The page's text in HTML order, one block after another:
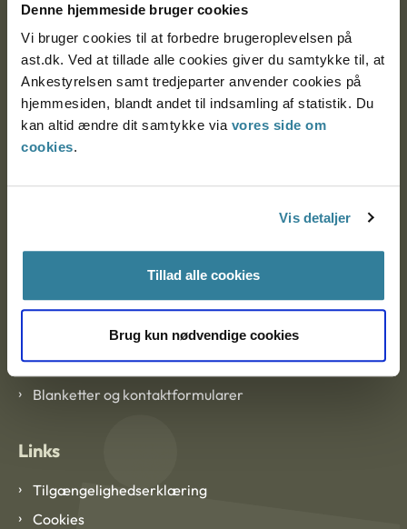
Denne hjemmeside bruger cookies
Vi bruger cookies til at forbedre brugeroplevelsen på
ast.dk. Ved at tillade alle cookies giver du samtykke til, at
Ankestyrelsen samt tredjeparter anvender cookies på
hjemmesiden, blandt andet til indsamling af statistik. Du
kan altid ændre dit samtykke via vores side om
cookies.
Vis detaljer
Tillad alle cookies
Brug kun nødvendige cookies
Nytorv 7, 2. sal
9000 Aalborg
Ankestyrelsen Aalborg
CVR: 1007 4002
Om Ankestyrelsen
Om Ankestyrelsen
Blanketter og kontaktformularer
Links
Tilgængelighedserklæring
Cookies